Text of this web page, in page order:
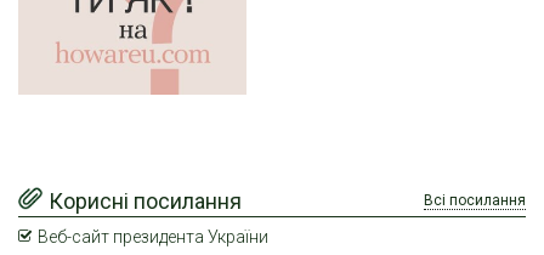
Корисні посилання Всі посилання
Веб-сайт президента України